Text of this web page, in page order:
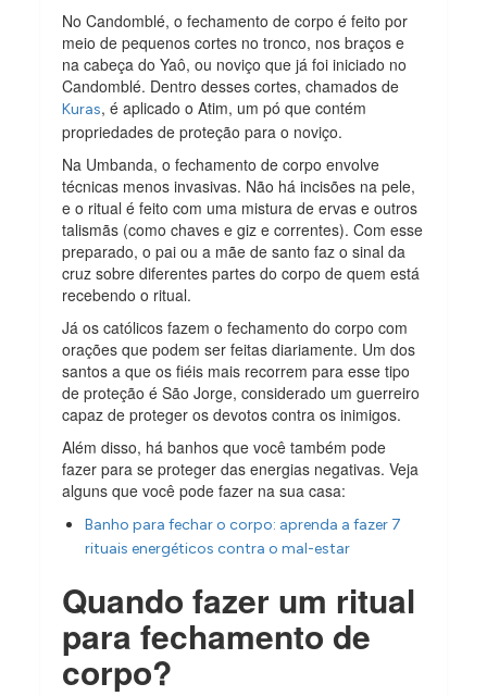
No Candomblé, o fechamento de corpo é feito por
meio de pequenos cortes no tronco, nos braços e
na cabeça do Yaô, ou noviço que já foi iniciado no
Candomblé. Dentro desses cortes, chamados de
Kuras, é aplicado o Atim, um pó que contém
propriedades de proteção para o noviço.
Na Umbanda, o fechamento de corpo envolve
técnicas menos invasivas. Não há incisões na pele,
e o ritual é feito com uma mistura de ervas e outros
talismãs (como chaves e giz e correntes). Com esse
preparado, o pai ou a mãe de santo faz o sinal da
cruz sobre diferentes partes do corpo de quem está
recebendo o ritual.
Já os católicos fazem o fechamento do corpo com
orações que podem ser feitas diariamente. Um dos
santos a que os fiéis mais recorrem para esse tipo
de proteção é São Jorge, considerado um guerreiro
capaz de proteger os devotos contra os inimigos.
Além disso, há banhos que você também pode
fazer para se proteger das energias negativas. Veja
alguns que você pode fazer na sua casa:
Banho para fechar o corpo: aprenda a fazer 7
rituais energéticos contra o mal-estar
Quando fazer um ritual
para fechamento de
corpo?